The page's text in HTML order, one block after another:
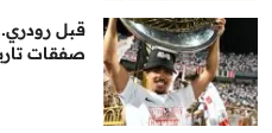
قبل
صفقات